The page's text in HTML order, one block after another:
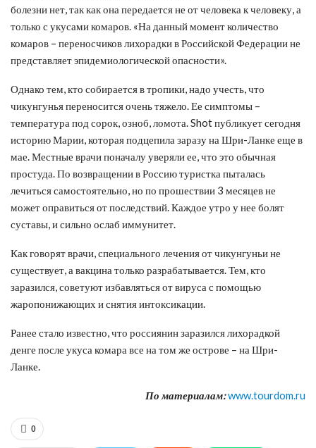
болезни нет, так как она передается не от человека к человеку, а
только с укусами комаров. «На данный момент количество
комаров – переносчиков лихорадки в Российской Федерации не
представляет эпидемиологической опасности».
Однако тем, кто собирается в тропики, надо учесть, что
чикунгунья переносится очень тяжело. Ее симптомы –
температура под сорок, озноб, ломота. Shot публикует сегодня
историю Марии, которая подцепила заразу на Шри-Ланке еще в
мае. Местные врачи поначалу уверяли ее, что это обычная
простуда. По возвращении в Россию туристка пыталась
лечиться самостоятельно, но по прошествии 3 месяцев не
может оправиться от последствий. Каждое утро у нее болят
суставы, и сильно ослаб иммунитет.
Как говорят врачи, специального лечения от чикунгуньи не
существует, а вакцина только разрабатывается. Тем, кто
заразился, советуют избавляться от вируса с помощью
жаропонижающих и снятия интоксикации.
Ранее стало известно, что россиянин заразился лихорадкой
денге после укуса комара все на том же острове – на Шри-
Ланке.
По материалам:www.tourdom.ru
0